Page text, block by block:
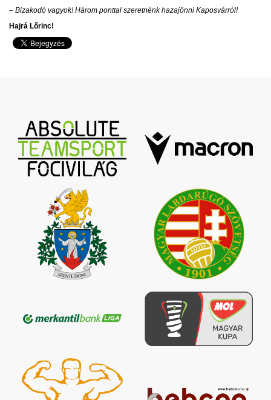
– Bizakodó vagyok! Három ponttal szeretnénk hazajönni Kaposvárról!
Hajrá Lőrinc!